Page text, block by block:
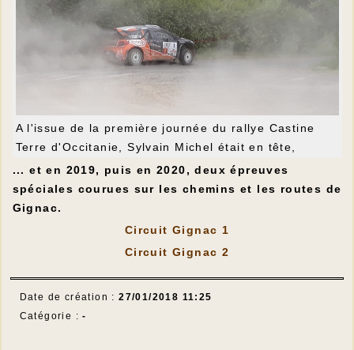
A l'issue de la première journée du rallye Castine
Terre d'Occitanie, Sylvain Michel était en tête,
devançant de 23 secondes le deuxième, Lionel Baud.
Nicolas Ciamin complétait ce podium provisoire.
Cette épreuve est une des sept manches du
... et en 2019, puis en 2020, deux épreuves
spéciales courues sur les chemins et les routes de
Gignac.
Circuit Gignac 1
Circuit Gignac 2
Date de création :27/01/2018 11:25
Catégorie :-